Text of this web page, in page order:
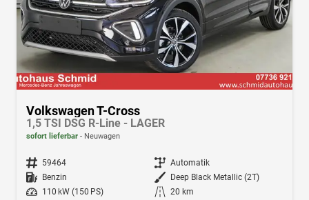
Volkswagen T-Cross
1,5 TSI DSG R-Line - LAGER
sofort lieferbar Neuwagen
Fahrzeugnr. 59464 Getriebe Automatik
Kraftstoff Benzin Außenfarbe Deep Black Metallic (2T)
Leistung
110 kW (150 PS) Kilometerstand 20 km